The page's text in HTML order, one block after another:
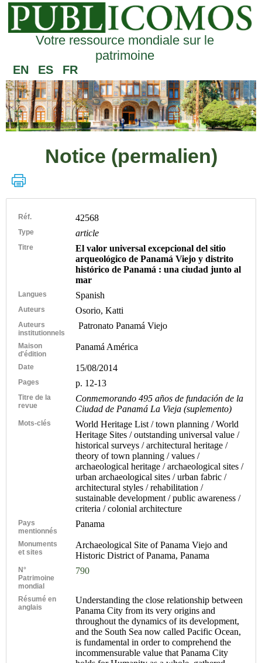
Votre ressource mondiale sur le
patrimoine
EN ES FR
Notice (permalien)
Réf. 42568
Type article
Titre
El valor universal excepcional del sitio
arqueológico de Panamá Viejo y distrito
histórico de Panamá : una ciudad junto al
mar
Langues Spanish
Auteurs Osorio, Katti
Auteurs
institutionnels
Patronato Panamá Viejo
Maison
d'édition
Panamá América
Date 15/08/2014
Pages p. 12-13
Titre de la
revue
Conmemorando 495 años de fundación de la
Ciudad de Panamá La Vieja (suplemento)
Mots-clés
World Heritage List / town planning / World
Heritage Sites / outstanding universal value /
historical surveys / architectural heritage /
theory of town planning / values /
archaeological heritage / archaeological sites /
urban archaeological sites / urban fabric /
architectural styles / rehabilitation /
sustainable development / public awareness /
criteria / colonial architecture
Pays
mentionnés
Panama
Monuments
et sites
Archaeological Site of Panama Viejo and
Historic District of Panama, Panama
N°
Patrimoine
mondial
790
Résumé en
anglais
Understanding the close relationship between
Panama City from its very origins and
throughout the dynamics of its development,
and the South Sea now called Pacific Ocean,
is fundamental in order to comprehend the
incommensurable value that Panama City